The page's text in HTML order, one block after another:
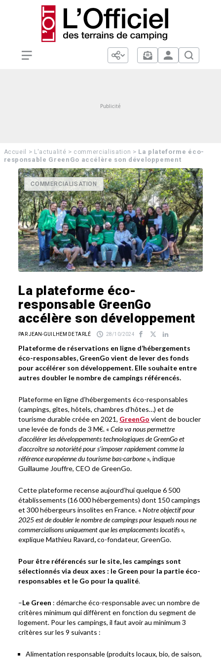
Accueil > L'actualité > commercialisation > La plateforme éco-
responsable GreenGo accélère son développement
COMMERCIALISATION
La plateforme éco-
responsable GreenGo
accélère son développement
PAR JEAN-GUILHEM DE TARLÉ 28/10/2024
Plateforme de réservations en ligne d’hébergements
éco-responsables, GreenGo vient de lever des fonds
pour accélérer son développement. Elle souhaite entre
autres doubler le nombre de campings référencés.
Plateforme en ligne d’hébergements éco-responsables
(campings, gîtes, hôtels, chambres d’hôtes…) et de
tourisme durable créée en 2021, GreenGo vient de boucler
une levée de fonds de 3 M€. «Cela va nous permettre
d’accélérer les développements technologiques de GreenGo et
d’accroître sa notoriété pour s’imposer rapidement comme la
référence européenne du tourisme bas-carbone», indique
Guillaume Jouffre, CEO de GreenGo.
Cette plateforme recense aujourd’hui quelque 6 500
établissements (16 000 hébergements) dont 150 campings
et 300 hébergeurs insolites en France. «Notre objectif pour
2025 est de doubler le nombre de campings pour lesquels nous ne
commercialisons uniquement que les emplacements locatifs»,
explique Mathieu Ravard,co-fondateur, GreenGo.
Pour être référencés sur le site, les campings sont
sélectionnés via deux axes : le Green pour la partie éco-
responsables et le Go pour la qualité.
–Le Green : démarche éco-responsable avec un nombre de
critères minimum qui diffèrent en fonction du segment de
logement. Pour les campings, il faut avoir au minimum 3
critères sur les 9 suivants :
Alimentation responsable (produits locaux, bio, de saison,